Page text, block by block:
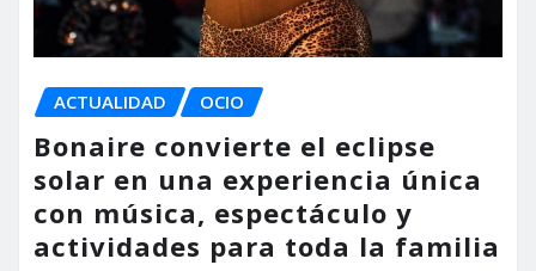
ACTUALIDAD OCIO
Bonaire convierte el eclipse
solar en una experiencia única
con música, espectáculo y
actividades para toda la familia